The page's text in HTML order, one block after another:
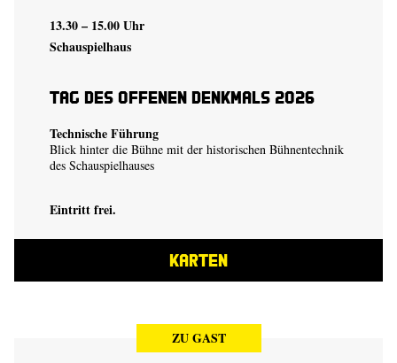
13.30 – 15.00 Uhr
Schauspielhaus
Tag des offenen Denkmals 2026
Technische Führung
Blick hinter die Bühne mit der historischen Bühnentechnik
des Schauspielhauses
Eintritt frei.
KARTEN
ZU GAST